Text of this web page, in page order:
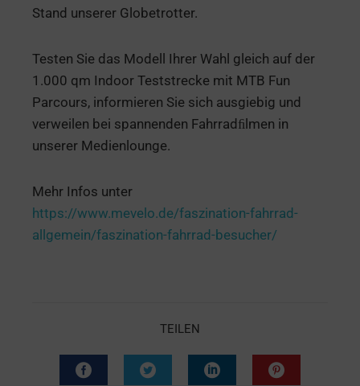
Stand unserer Globetrotter.
Testen Sie das Modell Ihrer Wahl gleich auf der
1.000 qm Indoor Teststrecke mit MTB Fun
Parcours, informieren Sie sich ausgiebig und
verweilen bei spannenden Fahrradﬁlmen in
unserer Medienlounge.
Mehr Infos unter
https://www.mevelo.de/faszination-fahrrad-
allgemein/faszination-fahrrad-besucher/
TEILEN